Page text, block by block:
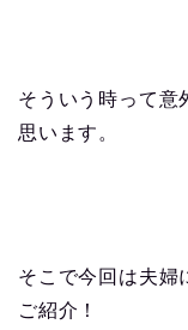
そういう時って意
思います。
そこで今回は夫婦
ご紹介！